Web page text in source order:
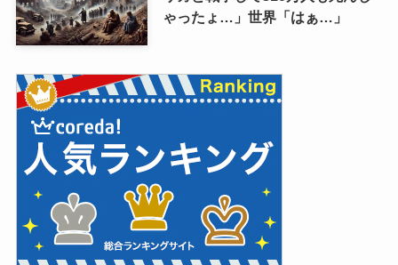
ゃったょ…」世界「はぁ…」